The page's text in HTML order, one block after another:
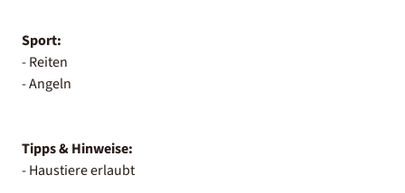
Sport:
- Reiten
- Angeln
Tipps & Hinweise:
- Haustiere erlaubt